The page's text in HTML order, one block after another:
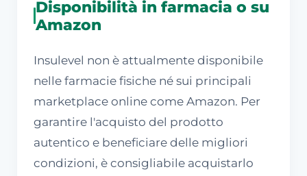
Disponibilità in farmacia o su
Amazon
Insulevel non è attualmente disponibile
nelle farmacie fisiche né sui principali
marketplace online come Amazon. Per
garantire l'acquisto del prodotto
autentico e beneficiare delle migliori
condizioni, è consigliabile acquistarlo